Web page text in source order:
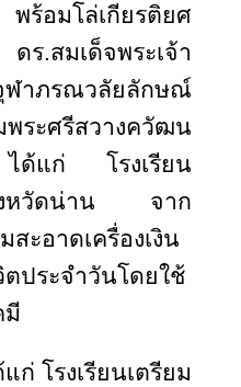
ร้อมโล่เกียรติยศ
ร.สมเด็จพระเจ้า
ฬาภรณวลัยลักษณ์
ระศรีสวางควัฒน
ด้แก่ โรงเรียน
งหวัดน่าน จาก
สะอาดเครื่องเงิน
ประจำวันโดยใช้
มี
ก่ โรงเรียนเตรียม